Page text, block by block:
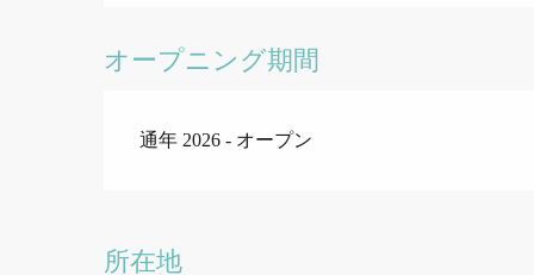
オープニング期間
通年 2026 - オープン
所在地